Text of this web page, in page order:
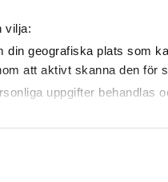
vilja:
din geografiska plats som
att aktivt skanna den för
uppgifter behandlas
att anpassa innehållet
använt deras tjänster.